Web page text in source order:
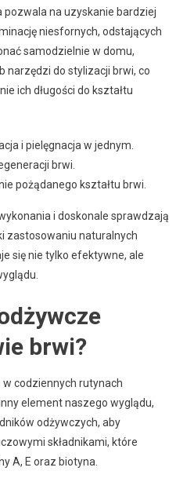
pozwala na uzyskanie bardziej
niesfornych, odstających
samodzielnie w domu,
narzędzi do stylizacji brwi, co
ich długości do kształtu
i pielęgnacja w jednym.
brwi.
pożądanego kształtu brwi.
i doskonale sprawdzają
zastosowaniu naturalnych
się nie tylko efektywne, ale
brwi?
codziennych rutynach
element naszego wyglądu,
odżywczych, aby
składnikami, które
A, E oraz biotyna.